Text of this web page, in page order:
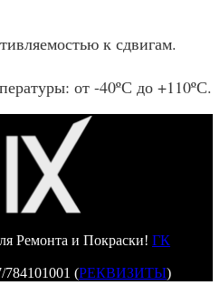
к сдвигам.
от -40ºС до +110ºС.
Ремонта и Покраски! ГК
(РЕКВИЗИТЫ)